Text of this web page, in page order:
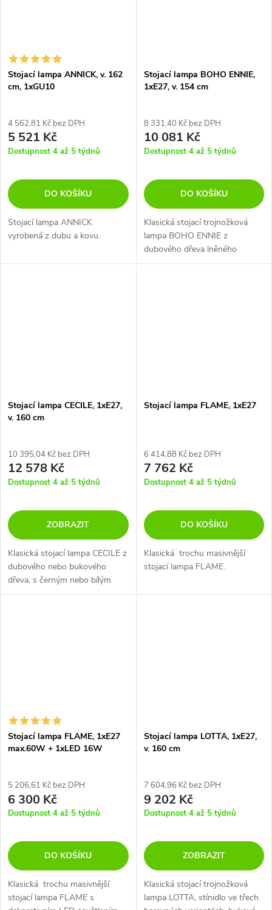
Stojací lampa ANNICK, v. 162
cm, 1xGU10
4 562,81 Kč bez DPH
5 521 Kč
Dostupnost 4 až 5 týdnů
DO KOŠÍKU
Stojací lampa ANNICK
vyrobená z dubu a kovu.
Stojací lampa BOHO ENNIE,
1xE27, v. 154 cm
8 331,40 Kč bez DPH
10 081 Kč
Dostupnost 4 až 5 týdnů
DO KOŠÍKU
Klasická stojací trojnožková
lampa BOHO ENNIE z
dubového dřeva lněného
válcovitého stínidla.
Stojací lampa CECILE, 1xE27,
v. 160 cm
10 395,04 Kč bez DPH
12 578 Kč
Dostupnost 4 až 5 týdnů
ZOBRAZIT
Klasická stojací lampa CECILE z
dubového nebo bukového
dřeva, s černým nebo bílým
stínidlem.
Stojací lampa FLAME, 1xE27
6 414,88 Kč bez DPH
7 762 Kč
Dostupnost 4 až 5 týdnů
DO KOŠÍKU
Klasická trochu masivnější
stojací lampa FLAME.
Stojací lampa FLAME, 1xE27
max.60W + 1xLED 16W
5 206,61 Kč bez DPH
6 300 Kč
Dostupnost 4 až 5 týdnů
DO KOŠÍKU
Klasická trochu masivnější
stojací lampa FLAME s
Stojací lampa LOTTA, 1xE27,
v. 160 cm
7 604,96 Kč bez DPH
9 202 Kč
Dostupnost 4 až 5 týdnů
ZOBRAZIT
Klasická stojací trojnožková
lampa LOTTA, stínidlo ve třech